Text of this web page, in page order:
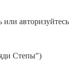
или авторизуйтесь
Степы")